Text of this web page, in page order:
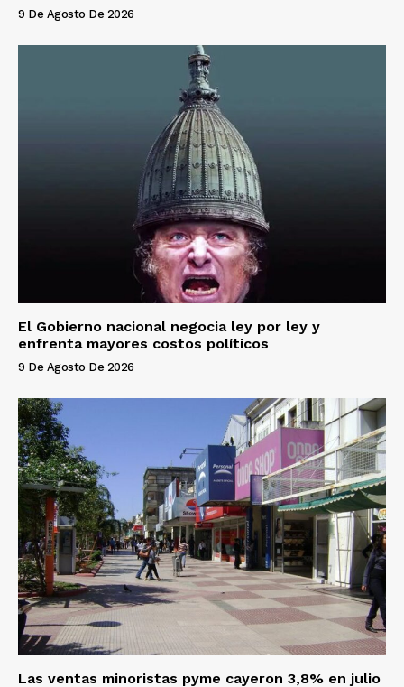
9 De Agosto De 2026
El Gobierno nacional negocia ley por ley y
enfrenta mayores costos políticos
9 De Agosto De 2026
Las ventas minoristas pyme cayeron 3,8% en julio